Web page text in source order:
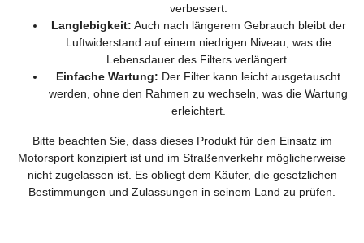
verbessert.
Langlebigkeit: Auch nach längerem Gebrauch bleibt der
Luftwiderstand auf einem niedrigen Niveau, was die
Lebensdauer des Filters verlängert.
Einfache Wartung: Der Filter kann leicht ausgetauscht
werden, ohne den Rahmen zu wechseln, was die Wartung
erleichtert.
Bitte beachten Sie, dass dieses Produkt für den Einsatz im
Motorsport konzipiert ist und im Straßenverkehr möglicherweise
nicht zugelassen ist. Es obliegt dem Käufer, die gesetzlichen
Bestimmungen und Zulassungen in seinem Land zu prüfen.